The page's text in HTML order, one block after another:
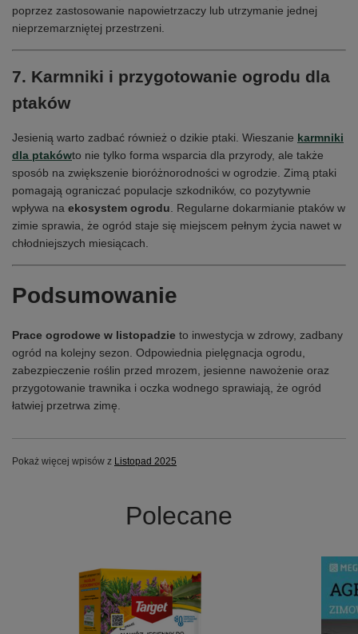
poprzez zastosowanie napowietrzaczy lub utrzymanie jednej
nieprzemarzniętej przestrzeni.
7. Karmniki i przygotowanie ogrodu dla
ptaków
Jesienią warto zadbać również o dzikie ptaki. Wieszanie karmniki
dla ptakówto nie tylko forma wsparcia dla przyrody, ale także
sposób na zwiększenie bioróżnorodności w ogrodzie. Zimą ptaki
pomagają ograniczać populacje szkodników, co pozytywnie
wpływa na ekosystem ogrodu . Regularne dokarmianie ptaków w
zimie sprawia, że ogród staje się miejscem pełnym życia nawet w
chłodniejszych miesiącach.
Podsumowanie
Prace ogrodowe w listopadzie to inwestycja w zdrowy, zadbany
ogród na kolejny sezon. Odpowiednia pielęgnacja ogrodu,
zabezpieczenie roślin przed mrozem, jesienne nawożenie oraz
przygotowanie trawnika i oczka wodnego sprawiają, że ogród
łatwiej przetrwa zimę.
Pokaż więcej wpisów z Listopad 2025
Polecane